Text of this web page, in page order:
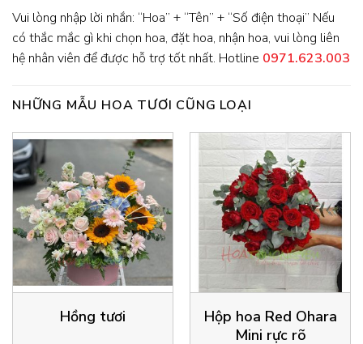
Vui lòng nhập lời nhắn: “Hoa” + “Tên” + “Số điện thoại” Nếu
có thắc mắc gì khi chọn hoa, đặt hoa, nhận hoa, vui lòng liên
hệ nhân viên để được hỗ trợ tốt nhất. Hotline 0971.623.003
NHỮNG MẪU HOA TƯƠI CŨNG LOẠI
Hồng tươi
Hộp hoa Red Ohara
Mini rực rõ